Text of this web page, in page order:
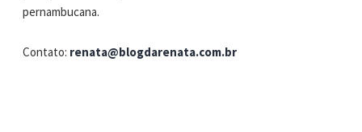
pernambucana.
Contato: renata@blogdarenata.com.br